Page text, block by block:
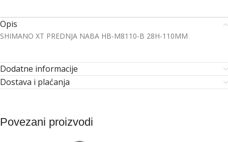
Opis
SHIMANO XT PREDNJA NABA HB-M8110-B 28H-110MM
Dodatne informacije
Dostava i plaćanja
Povezani proizvodi